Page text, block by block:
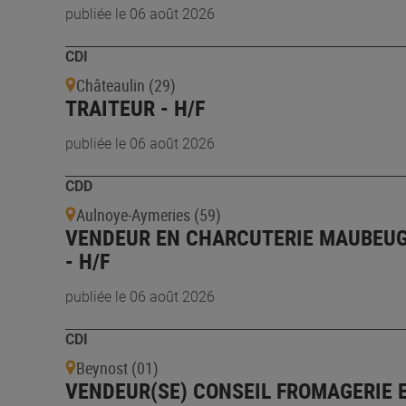
publiée le 06 août 2026
CDI
Châteaulin (29)
TRAITEUR - H/F
publiée le 06 août 2026
CDD
Aulnoye-Aymeries (59)
VENDEUR EN CHARCUTERIE
- H/F
publiée le 06 août 2026
CDI
Beynost (01)
VENDEUR(SE) CONSEIL FROMAGERIE